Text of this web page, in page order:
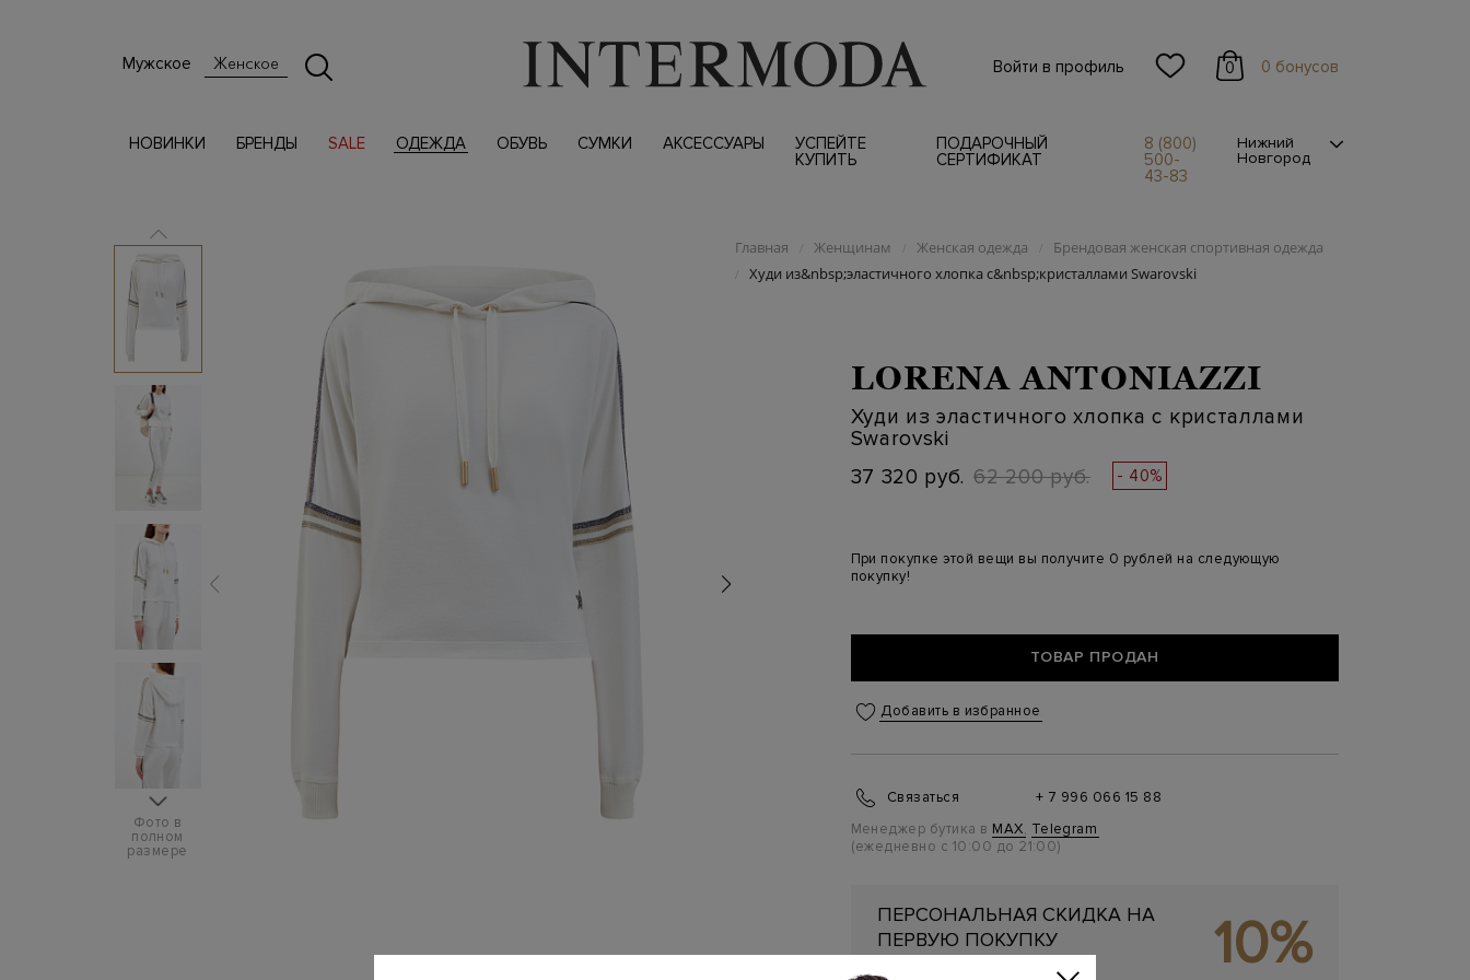
Мужское Женское Войти в профиль 0 0 бонусов
НОВИНКИ БРЕНДЫ SALE ОДЕЖДА ОБУВЬ СУМКИ АКСЕССУАРЫ
УСПЕЙТЕ
КУПИТЬ
ПОДАРОЧНЫЙ
СЕРТИФИКАТ
8 (800)
500-
43-83
Нижний
Новгород
Фото в
полном
размере
Главная / Женщинам / Женская одежда / Брендовая женская спортивная одежда
/ Худи из&nbsp;эластичного хлопка с&nbsp;кристаллами Swarovski
LORENA ANTONIAZZI
Худи из эластичного хлопка с кристаллами
Swarovski
37 320 руб. 62 200 руб. - 40%
При покупке этой вещи вы получите 0 рублей на следующую
покупку!
ТОВАР ПРОДАН
Добавить в избранное
Связаться
+ 7 996 066 15 88
Менеджер бутика в MAX, Telegram
(ежедневно с 10:00 до 21:00)
ПЕРСОНАЛЬНАЯ СКИДКА НА
ПЕРВУЮ ПОКУПКУ
Подробнее 10%